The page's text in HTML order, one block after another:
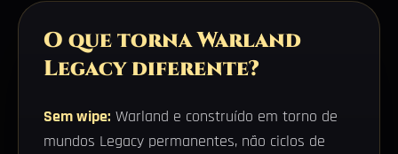
O que torna Warland
Legacy diferente?
Sem wipe: Warland e construído em torno de
mundos Legacy permanentes, não ciclos de